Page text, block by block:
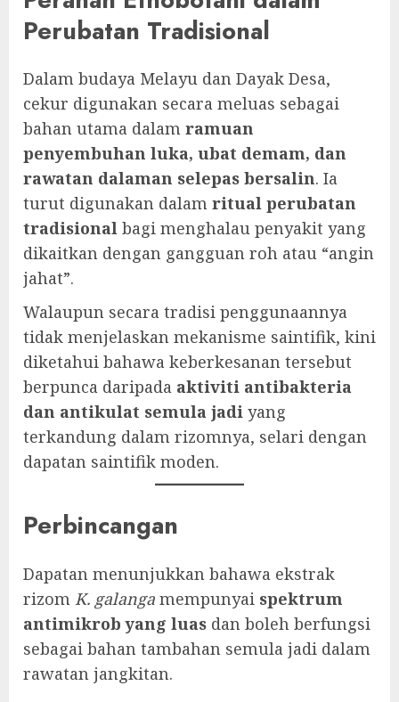
Perubatan Tradisional
Dalam budaya Melayu dan Dayak Desa,
cekur digunakan secara meluas sebagai
bahan utama dalam ramuan
penyembuhan luka, ubat demam, dan
rawatan dalaman selepas bersalin. Ia
turut digunakan dalam ritual perubatan
tradisional bagi menghalau penyakit yang
dikaitkan dengan gangguan roh atau “angin
jahat”.
Walaupun secara tradisi penggunaannya
tidak menjelaskan mekanisme saintifik, kini
diketahui bahawa keberkesanan tersebut
berpunca daripada aktiviti antibakteria
dan antikulat semula jadi yang
terkandung dalam rizomnya, selari dengan
dapatan saintifik moden.
Perbincangan
Dapatan menunjukkan bahawa ekstrak
rizom K. galanga mempunyai spektrum
antimikrob yang luas dan boleh berfungsi
sebagai bahan tambahan semula jadi dalam
rawatan jangkitan.